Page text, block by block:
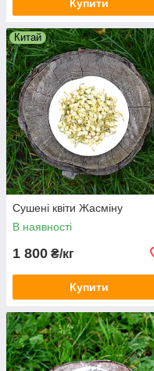
Купити
Китай
Сушені квіти Жасміну
В наявності
1 800 ₴/кг
Купити